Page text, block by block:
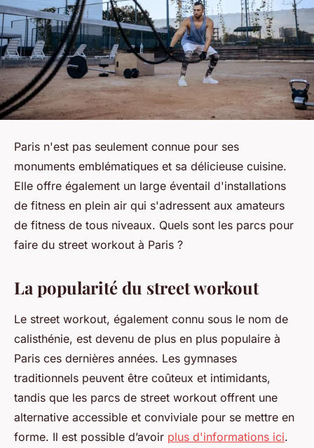
Paris n'est pas seulement connue pour ses
monuments emblématiques et sa délicieuse cuisine.
Elle offre également un large éventail d'installations
de fitness en plein air qui s'adressent aux amateurs
de fitness de tous niveaux. Quels sont les parcs pour
faire du street workout à Paris ?
La popularité du street workout
Le street workout, également connu sous le nom de
calisthénie, est devenu de plus en plus populaire à
Paris ces dernières années. Les gymnases
traditionnels peuvent être coûteux et intimidants,
tandis que les parcs de street workout offrent une
alternative accessible et conviviale pour se mettre en
forme. Il est possible d’avoir plus d'informations ici.